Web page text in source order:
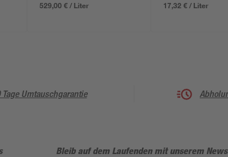
529,00 € / Liter 17,32 € / Liter
Umtauschgarantie
Bleib auf dem Laufenden mit unserem